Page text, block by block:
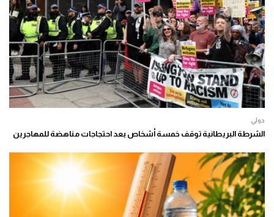
دولي
الشرطة البريطانية توقف خمسة أشخاص بعد احتجاجات مناهضة للمهاجرين